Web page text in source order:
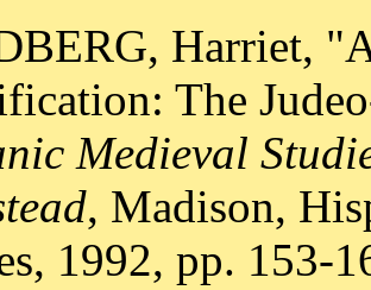
Harriet,
The
Medieval
, Madison,
1992, pp. 153-